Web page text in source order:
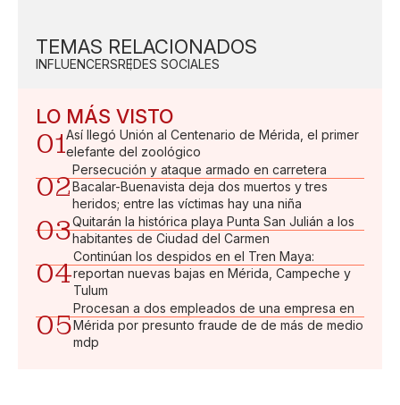
TEMAS RELACIONADOS
INFLUENCERSREDES SOCIALES
LO MÁS VISTO
01Así llegó Unión al Centenario de Mérida, el primer
elefante del zoológico
02
Persecución y ataque armado en carretera
Bacalar-Buenavista deja dos muertos y tres
heridos; entre las víctimas hay una niña
03Quitarán la histórica playa Punta San Julián a los
habitantes de Ciudad del Carmen
04
Continúan los despidos en el Tren Maya:
reportan nuevas bajas en Mérida, Campeche y
Tulum
05
Procesan a dos empleados de una empresa en
Mérida por presunto fraude de de más de medio
mdp